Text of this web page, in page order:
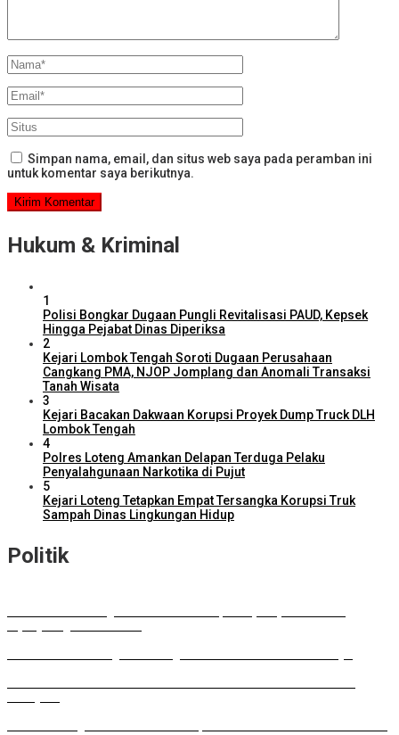
Simpan nama, email, dan situs web saya pada peramban ini
untuk komentar saya berikutnya.
Hukum & Kriminal
1
Polisi Bongkar Dugaan Pungli Revitalisasi PAUD, Kepsek
Hingga Pejabat Dinas Diperiksa
2
Kejari Lombok Tengah Soroti Dugaan Perusahaan
Cangkang PMA, NJOP Jomplang dan Anomali Transaksi
Tanah Wisata
3
Kejari Bacakan Dakwaan Korupsi Proyek Dump Truck DLH
Lombok Tengah
4
Polres Loteng Amankan Delapan Terduga Pelaku
Penyalahgunaan Narkotika di Pujut
5
Kejari Loteng Tetapkan Empat Tersangka Korupsi Truk
Sampah Dinas Lingkungan Hidup
Politik